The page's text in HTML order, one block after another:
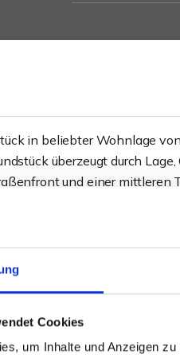
Cookies
um Inhalte und Anzeigen
in beliebter Wohnlage
überzeugt durch
und einer mittleren
Konzepte - vom
oder einer kombinierten
sodass sich
mit dem Bauamt
des "Bau-Turbos" der
Eigennutzer und